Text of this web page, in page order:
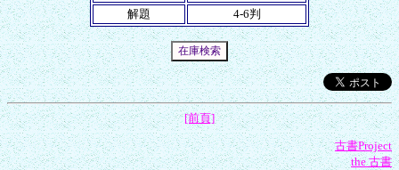
解題
4-6判
[前頁]
古書Project
the 古書